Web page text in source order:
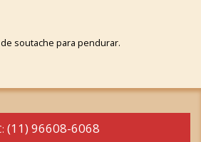
soutache para pendurar.
(11) 96608-6068